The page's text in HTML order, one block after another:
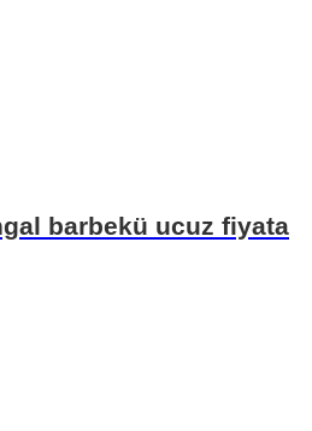
barbekü ucuz fiyata